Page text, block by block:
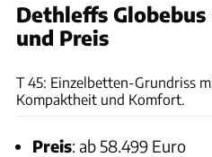
Dethleffs Globebus
und Preis
T 45: Einzelbetten-Grundriss
Kompaktheit und Komfort.
Preis: ab 58.499 Euro